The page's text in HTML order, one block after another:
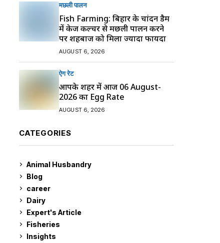
मछली पालन
Fish Farming: बिहार के चांदन डैम
में केज कल्चर से मछली पालन करने
पर शहबाज को मिला ज्यादा फायदा
AUGUST 6, 2026
ऐग रेट
आपके शहर में आज 06 August-
2026 का Egg Rate
AUGUST 6, 2026
CATEGORIES
Animal Husbandry
Blog
career
Dairy
Expert's Article
Fisheries
Insights